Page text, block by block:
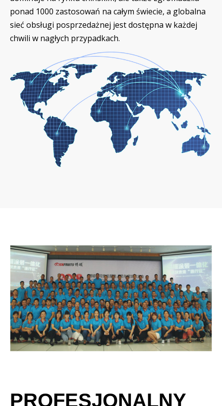
ponad 1000 zastosowań na całym świecie, a globalna
sieć obsługi posprzedażnej jest dostępna w każdej
chwili w nagłych przypadkach.
PROFESJONALNY